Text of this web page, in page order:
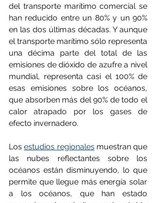
del transporte marítimo comercial se
han reducido entre un 80% y un 90%
en las dos últimas décadas. Y aunque
el transporte marítimo sólo representa
una décima parte del total de las
emisiones de dióxido de azufre a nivel
mundial, representa casi el 100% de
esas emisiones sobre los océanos,
que absorben más del 90% de todo el
calor atrapado por los gases de
efecto invernadero.
Los estudios regionales muestran que
las nubes reflectantes sobre los
océanos están disminuyendo, lo que
permite que llegue más energía solar
a los océanos, que han estado